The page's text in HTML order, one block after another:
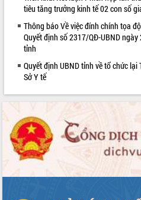
tiêu tăng trưởng kinh tế 02 con số
Thông báo Về việc đính chính tọa
Quyết định số 2317/QĐ-UBND
tỉnh
Quyết định UBND tỉnh về tổ chức
Sở Y tế